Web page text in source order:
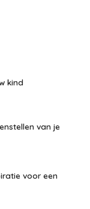
kind
van je
voor een